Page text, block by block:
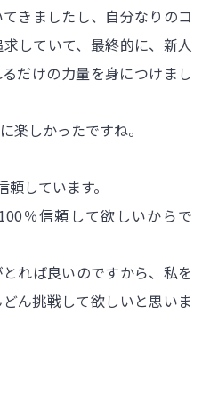
きましたし、自分なりのコ
していて、最終的に、新人
だけの力量を身につけまし
楽しかったですね。
しています。
％信頼して欲しいからで
れば良いのですから、私を
ん挑戦して欲しいと思いま